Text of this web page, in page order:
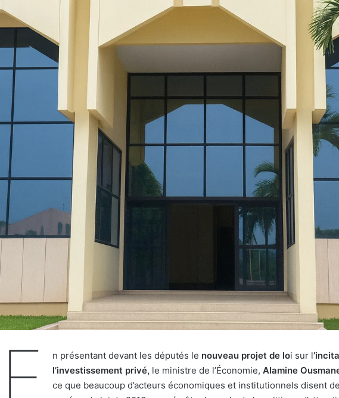
E n présentant devant les députés le nouveau projet de loi sur l
l’investissement privé, le ministre de l’Économie, Alamine
ce que beaucoup d’acteurs économiques et institutionnels disent